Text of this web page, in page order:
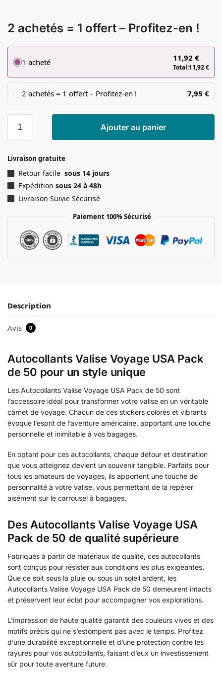
2 achetés = 1 offert – Profitez-en !
1 acheté 11,92 €
Total:11,92€
2 achetés = 1 offert – Profitez-en ! 7,95 €
Ajouter au panier
Livraison gratuite
Retour facile sous 14 jours
Expédition sous 24 à 48h
Livraison Suivie Sécurisé
Paiement 100% Sécurisé
Description
Avis 0
Autocollants Valise Voyage USA Pack
de 50 pour un style unique
Les Autocollants Valise Voyage USA Pack de 50 sont
l’accessoire idéal pour transformer votre valise en un véritable
carnet de voyage. Chacun de ces stickers colorés et vibrants
évoque l’esprit de l’aventure américaine, apportant une touche
personnelle et inimitable à vos bagages.
En optant pour ces autocollants, chaque détour et destination
que vous atteignez devient un souvenir tangible. Parfaits pour
tous les amateurs de voyages, ils apportent une touche de
personnalité à votre valise, vous permettant de la repérer
aisément sur le carrousel à bagages.
Des Autocollants Valise Voyage USA
Pack de 50 de qualité supérieure
Fabriqués à partir de matériaux de qualité, ces autocollants
sont conçus pour résister aux conditions les plus exigeantes.
Que ce soit sous la pluie ou sous un soleil ardent, les
Autocollants Valise Voyage USA Pack de 50 demeurent intacts
et préservent leur éclat pour accompagner vos explorations.
L’impression de haute qualité garantit des couleurs vives et des
motifs précis qui ne s’estompent pas avec le temps. Profitez
d’une durabilité exceptionnelle et d’une protection contre les
rayures pour vos autocollants, faisant d’eux un investissement
sûr pour toute aventure future.